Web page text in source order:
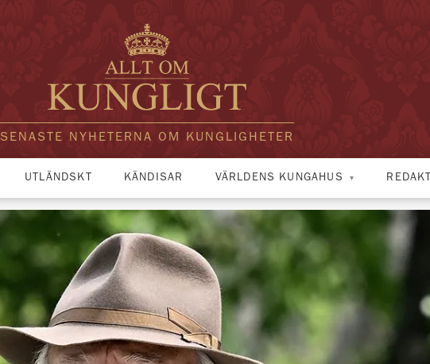
SENASTE NYHETERNA OM KUNGLIGHETER
UTLÄNDSKT KÄNDISAR VÄRLDENS KUNGAHUS